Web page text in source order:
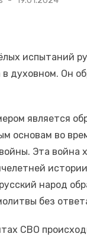
испытаний
духовном. Он
является
основам во
Эта война
народ
без
СВО